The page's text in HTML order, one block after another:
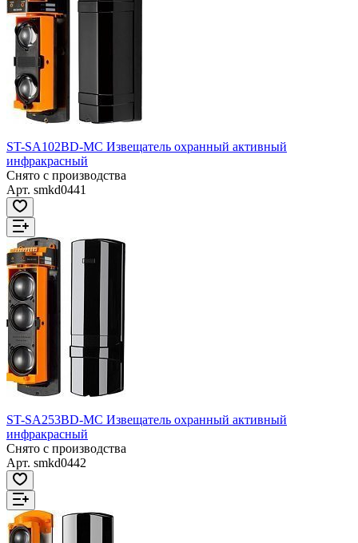
ST-SA102BD-MC Извещатель охранный активный
инфракрасный
Снято с производства
Арт. smkd0441
ST-SA253BD-MC Извещатель охранный активный
инфракрасный
Снято с производства
Арт. smkd0442